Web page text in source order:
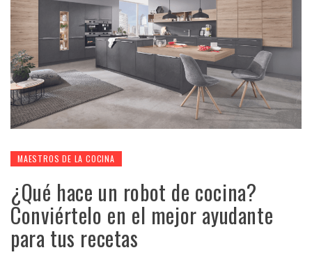
MAESTROS DE LA COCINA
¿Qué hace un robot de cocina?
Conviértelo en el mejor ayudante
para tus recetas